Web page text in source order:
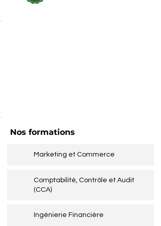
Nos formations
Marketing et Commerce
Comptabilité, Contrôle et Audit
(CCA)
Ingénierie Financière